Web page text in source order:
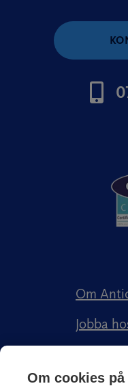
Om
Jobba
Om cookies